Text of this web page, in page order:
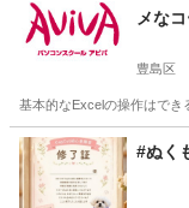
メな
豊島区
基本的なExcelの操作はでき
東京 豊島区 エク
#ぬく